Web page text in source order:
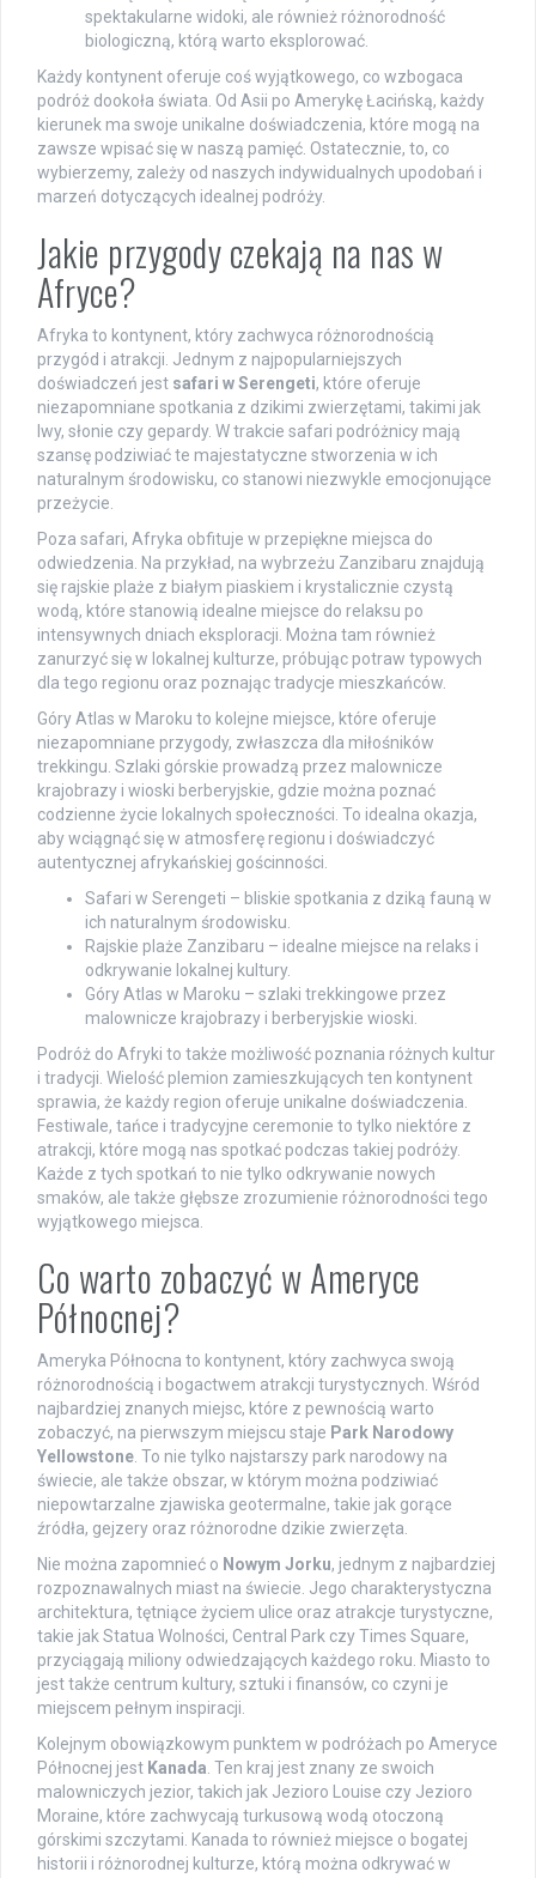
spektakularne widoki, ale również różnorodność
biologiczną, którą warto eksplorować.
Każdy kontynent oferuje coś wyjątkowego, co wzbogaca
podróż dookoła świata. Od Asii po Amerykę Łacińską, każdy
kierunek ma swoje unikalne doświadczenia, które mogą na
zawsze wpisać się w naszą pamięć. Ostatecznie, to, co
wybierzemy, zależy od naszych indywidualnych upodobań i
marzeń dotyczących idealnej podróży.
Jakie przygody czekają na nas w
Afryce?
Afryka to kontynent, który zachwyca różnorodnością
przygód i atrakcji. Jednym z najpopularniejszych
doświadczeń jest safari w Serengeti, które oferuje
niezapomniane spotkania z dzikimi zwierzętami, takimi jak
lwy, słonie czy gepardy. W trakcie safari podróżnicy mają
szansę podziwiać te majestatyczne stworzenia w ich
naturalnym środowisku, co stanowi niezwykle emocjonujące
przeżycie.
Poza safari, Afryka obfituje w przepiękne miejsca do
odwiedzenia. Na przykład, na wybrzeżu Zanzibaru znajdują
się rajskie plaże z białym piaskiem i krystalicznie czystą
wodą, które stanowią idealne miejsce do relaksu po
intensywnych dniach eksploracji. Można tam również
zanurzyć się w lokalnej kulturze, próbując potraw typowych
dla tego regionu oraz poznając tradycje mieszkańców.
Góry Atlas w Maroku to kolejne miejsce, które oferuje
niezapomniane przygody, zwłaszcza dla miłośników
trekkingu. Szlaki górskie prowadzą przez malownicze
krajobrazy i wioski berberyjskie, gdzie można poznać
codzienne życie lokalnych społeczności. To idealna okazja,
aby wciągnąć się w atmosferę regionu i doświadczyć
autentycznej afrykańskiej gościnności.
Safari w Serengeti – bliskie spotkania z dziką fauną w
ich naturalnym środowisku.
Rajskie plaże Zanzibaru – idealne miejsce na relaks i
odkrywanie lokalnej kultury.
Góry Atlas w Maroku – szlaki trekkingowe przez
malownicze krajobrazy i berberyjskie wioski.
Podróż do Afryki to także możliwość poznania różnych kultur
i tradycji. Wielość plemion zamieszkujących ten kontynent
sprawia, że każdy region oferuje unikalne doświadczenia.
Festiwale, tańce i tradycyjne ceremonie to tylko niektóre z
atrakcji, które mogą nas spotkać podczas takiej podróży.
Każde z tych spotkań to nie tylko odkrywanie nowych
smaków, ale także głębsze zrozumienie różnorodności tego
wyjątkowego miejsca.
Co warto zobaczyć w Ameryce
Północnej?
Ameryka Północna to kontynent, który zachwyca swoją
różnorodnością i bogactwem atrakcji turystycznych. Wśród
najbardziej znanych miejsc, które z pewnością warto
zobaczyć, na pierwszym miejscu staje Park Narodowy
Yellowstone. To nie tylko najstarszy park narodowy na
świecie, ale także obszar, w którym można podziwiać
niepowtarzalne zjawiska geotermalne, takie jak gorące
źródła, gejzery oraz różnorodne dzikie zwierzęta.
Nie można zapomnieć o Nowym Jorku, jednym z najbardziej
rozpoznawalnych miast na świecie. Jego charakterystyczna
architektura, tętniące życiem ulice oraz atrakcje turystyczne,
takie jak Statua Wolności, Central Park czy Times Square,
przyciągają miliony odwiedzających każdego roku. Miasto to
jest także centrum kultury, sztuki i finansów, co czyni je
miejscem pełnym inspiracji.
Kolejnym obowiązkowym punktem w podróżach po Ameryce
Północnej jest Kanada. Ten kraj jest znany ze swoich
malowniczych jezior, takich jak Jezioro Louise czy Jezioro
Moraine, które zachwycają turkusową wodą otoczoną
górskimi szczytami. Kanada to również miejsce o bogatej
historii i różnorodnej kulturze, którą można odkrywać w